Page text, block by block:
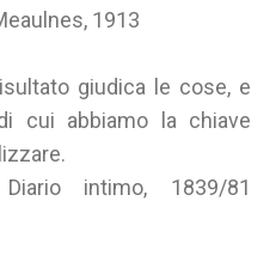
1913
giudica le cose, e
cui abbiamo la chiave
intimo, 1839/81